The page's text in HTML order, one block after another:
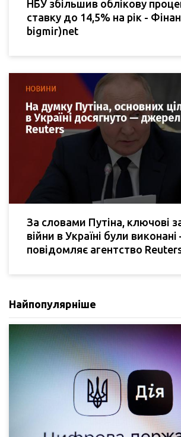
НБУ збільшив облікову
ставку до 14,5% на рік -
bigmir)net
За словами Путіна, ключові
війни в Україні були
повідомляє агентство
Найпопулярніше